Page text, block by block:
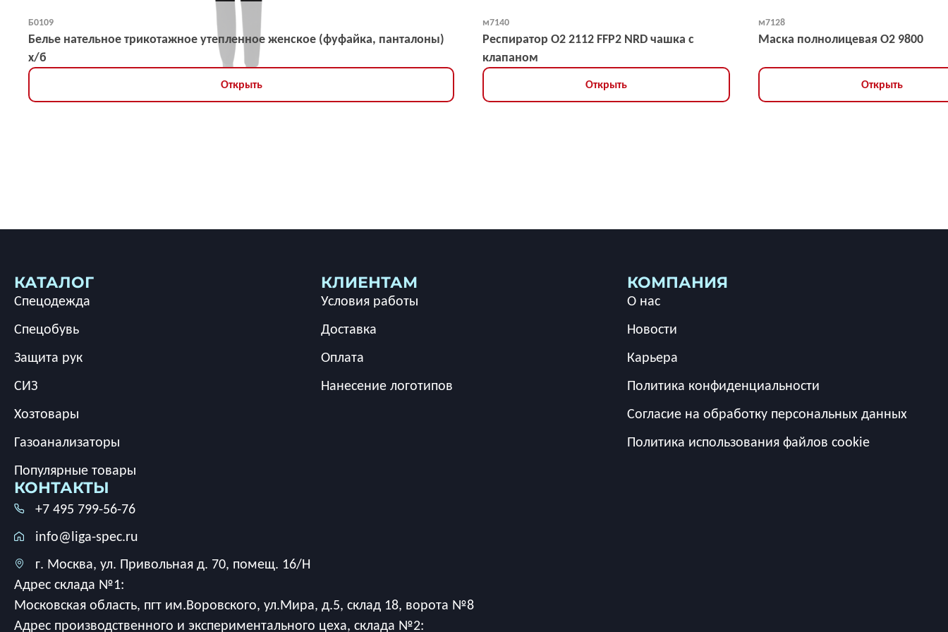
Б0109
Белье нательное трикотажное утепленное женское (фуфайка, панталоны)
х/б
Открыть
м7140
Респиратор О2 2112 FFP2 NRD чашка с
клапаном
Открыть
м7128
Маска полнолицевая O2 9800
Открыть
КАТАЛОГ
Спецодежда
Спецобувь
Защита рук
СИЗ
Хозтовары
Газоанализаторы
Популярные товары
КЛИЕНТАМ
Условия работы
Доставка
Оплата
Нанесение логотипов
КОМПАНИЯ
О нас
Новости
Карьера
Политика конфиденциальности
Согласие на обработку персональных данных
Политика использования файлов cookie
КОНТАКТЫ
+7 495 799-56-76
info@liga-spec.ru
г. Москва, ул. Привольная д. 70, помещ. 16/Н
Адрес склада №1:
Московская область, пгт им.Воровского, ул.Мира, д.5, склад 18, ворота №8
Адрес производственного и экспериментального цеха, склада №2: